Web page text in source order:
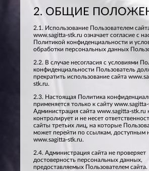
2. ОБЩИЕ
2.1. Использование Пользователем
www.sagitta-stk.ru означает согласие с
Политикой конфиденциальности и
обработки персональных данных
2.2. В случае несогласия с условиями
конфиденциальности Пользователь
прекратить использование сайта
stk.ru.
2.3. Настоящая Политика
применяется только к сайту
Администрация сайта www.sagitta-stk.ru
контролирует и не несет
сайты третьих лиц, на которые
может перейти по ссылкам, доступным
www.sagitta-stk.ru.
2.4. Администрация сайта не проверяет
достоверность персональных данных,
предоставляемых Пользователем сайта.